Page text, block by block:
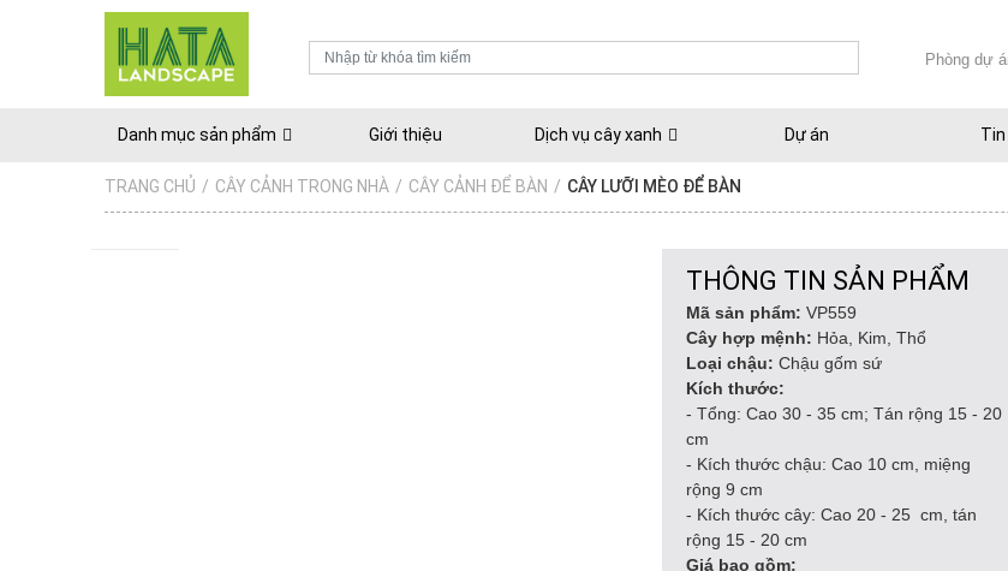
Phòng dự
Danh mục sản phẩm Giới thiệu Dịch vụ cây xanh Dự án
TRANG CHỦ / CÂY CẢNH TRONG NHÀ / CÂY CẢNH ĐỂ BÀN / CÂY LƯỠI MÈO ĐỂ BÀN
THÔNG TIN SẢN PHẨM
Mã sản phẩm: VP559
Cây hợp mệnh: Hỏa, Kim, Thổ
Loại chậu: Chậu gốm sứ
Kích thước:
- Tổng: Cao 30 - 35 cm; Tán rộng 15 - 20
cm
- Kích thước chậu: Cao 10 cm, miệng
rộng 9 cm
- Kích thước cây: Cao 20 - 25 cm, tán
rộng 15 - 20 cm
Giá bao gồm: